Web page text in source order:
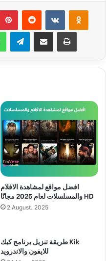
PinterestReddit VKontakte
WhatsAppTelegramShare via Email Print
افضل مواقع لمشاهدة الافلام
والمسلسلات لعام 2025 مجانًا HD
2 August، 2025
طريقة تنزيل برنامج كيك Kik
للايفون والاندرويد